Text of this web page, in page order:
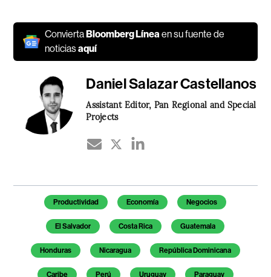
ConviertaBloomberg Líneaen su fuente de
noticiasaquí
Daniel Salazar Castellanos
Assistant Editor, Pan Regional and Special
Projects
Temas de este artículo
Productividad Economía Negocios
El Salvador Costa Rica Guatemala
Honduras Nicaragua República Dominicana
Caribe Perú Uruguay Paraguay